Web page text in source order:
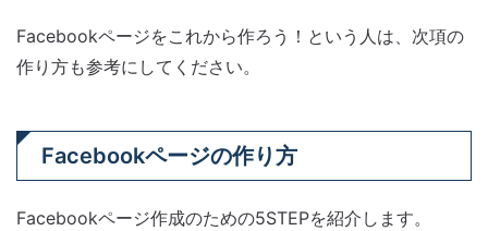
Facebookページをこれから作ろう！という人は、次項の
作り方も参考にしてください。
Facebookページの作り方
Facebookページ作成のための5STEPを紹介します。